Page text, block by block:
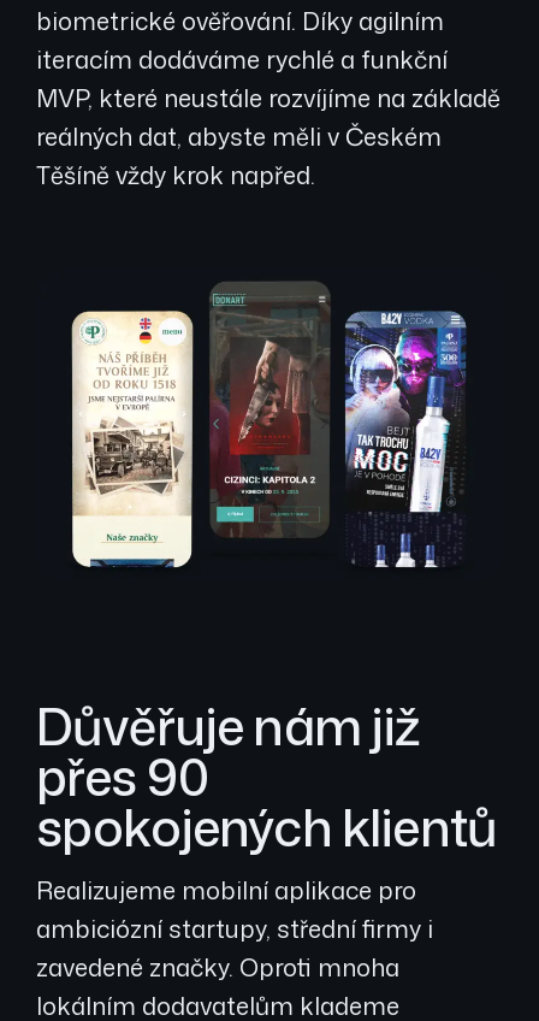
biometrické ověřování. Díky agilním
iteracím dodáváme rychlé a funkční
MVP, které neustále rozvíjíme na základě
reálných dat, abyste měli v Českém
Těšíně vždy krok napřed.
Důvěřuje nám již
přes 90
spokojených klientů
Realizujeme mobilní aplikace pro
ambiciózní startupy, střední firmy i
zavedené značky. Oproti mnoha
lokálním dodavatelům klademe